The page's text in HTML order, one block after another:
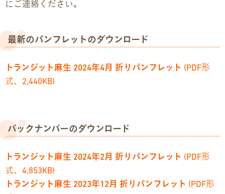
にご連絡ください。
最新のパンフレットのダウンロード
トランジット麻生 2024年4月 折りパンフレット (PDF形
式、2,440KB)
バックナンバーのダウンロード
トランジット麻生 2024年2月 折りパンフレット (PDF形
式、4,853KB)
トランジット麻生 2023年12月 折りパンフレット (PDF形